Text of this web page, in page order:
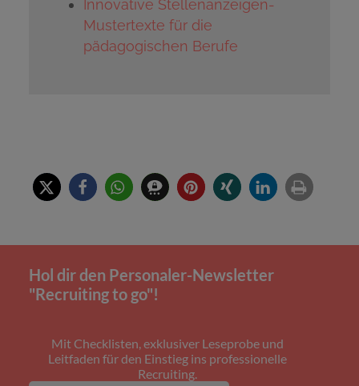
Innovative Stellenanzeigen-
Mustertexte für die
pädagogischen Berufe
Hol dir den Personaler-Newsletter
"Recruiting to go"!
Mit Checklisten, exklusiver Leseprobe und
Leitfaden für den Einstieg ins professionelle
Recruiting.